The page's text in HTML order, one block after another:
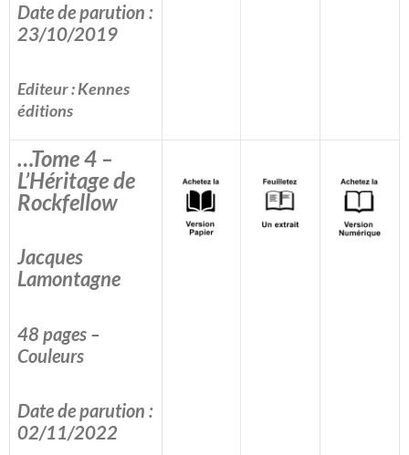
Date de parution :
23/10/2019
Editeur : Kennes
éditions
…Tome 4 –
L’Héritage de
Rockfellow
Jacques
Lamontagne
48 pages –
Couleurs
Date de parution :
02/11/2022